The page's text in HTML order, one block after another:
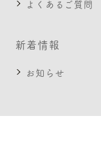
よくあるご質問
新着情報
お知らせ